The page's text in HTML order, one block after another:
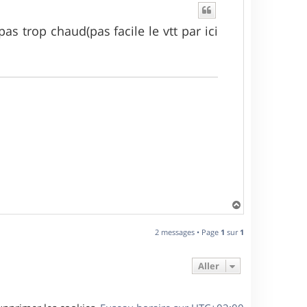
trop chaud(pas facile le vtt par ici
a
t
2 messages • Page 1 sur 1
Aller